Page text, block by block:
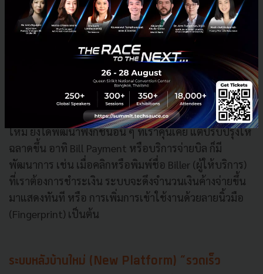
จากหมวด Dining ซึ่งเป็นหมวดที่ตอบสนองความ
สนใจของคนส่วนมาก ที่นิยมการรับประทานอาหาร
นอกบ้านมากขึ้น โดยในช่วงเริ่มต้นได้ร่วมมือกับทาง
Wongnai ในการนำเสนอเนื้อหาเกี่ยวกับเทรนด์ร้าน
อาหารที่น่าสนใจ พร้อมกับดีลส่วนลดพิเศษสำหรับผู้
ใช้แอปพลิเคชัน SCB EASY โดยเฉพาะ
นอกจากสิ่งใหม่ ๆ ที่ได้กล่าวไปแล้วข้างต้น SCB EASY โฉม
ใหม่ ยังได้พัฒนาฟังก์ชั่นอื่น ๆ ที่เราคุ้นเคย แต่ปรับปรุงให้
ฉลาดขึ้น อาทิ Bill Payment หรือบริการจ่ายบิล ก็มี
พัฒนาการ เช่น เมื่อคลิกหรือพิมพ์ชื่อ Biller (ผู้ให้บริการ)
ที่เราต้องการชำระเงิน ระบบจะดึงจำนวนเงินค้างจ่ายขึ้น
มาแสดงทันที หรือ การเพิ่มการเข้าใช้งานด้วยลายนิ้วมือ
(Fingerprint) เป็นต้น
ระบบหลังบ้านใหม่ (New Platform) “รวดเร็ว